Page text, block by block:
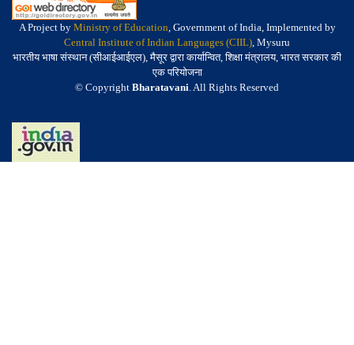
A Project by Ministry of Education, Government of India, Implemented by
Central Institute of Indian Languages (CIIL), Mysuru
भारतीय भाषा संस्थान (सीआईआईएल), मैसूर द्वारा कार्यान्वित, शिक्षा मंत्रालय, भारत सरकार की
एक परियोजना
© Copyright Bharatavani. All Rights Reserved